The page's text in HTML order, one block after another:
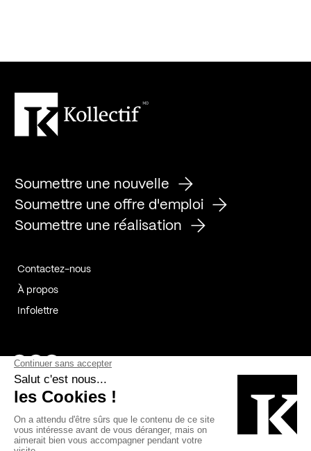
Soumettre une nouvelle
Soumettre une offre d'emploi
Soumettre une réalisation
Contactez-nous
À propos
Infolettre
Page Facebook de Kollectif
Page Instagram de Kollectif
Page Linkedin de Kollectif